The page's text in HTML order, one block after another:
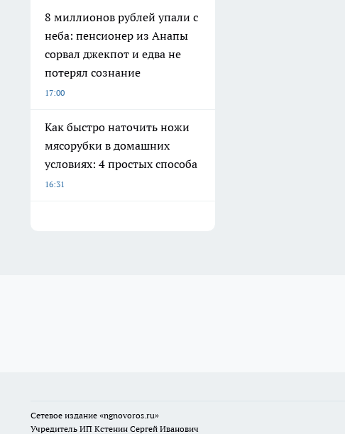
8 миллионов рублей упали с
неба: пенсионер из Анапы
сорвал джекпот и едва не
потерял сознание
17:00
Как быстро наточить ножи
мясорубки в домашних
условиях: 4 простых способа
16:31
Сетевое издание «ngnovoros.ru»
Учредитель ИП Кстенин Сергей Иванович